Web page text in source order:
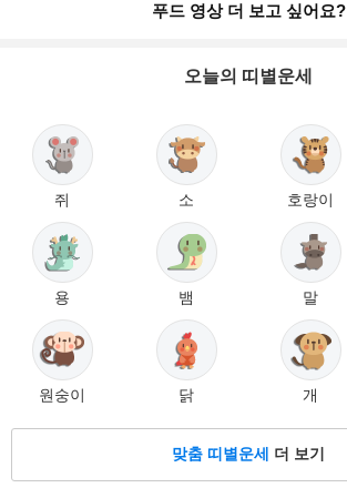
푸드 영상 더 보고 싶어요?
오늘의 띠별운세
쥐 소 호랑이
용 뱀 말
원숭이 닭 개
맞춤 띠별운세 더 보기